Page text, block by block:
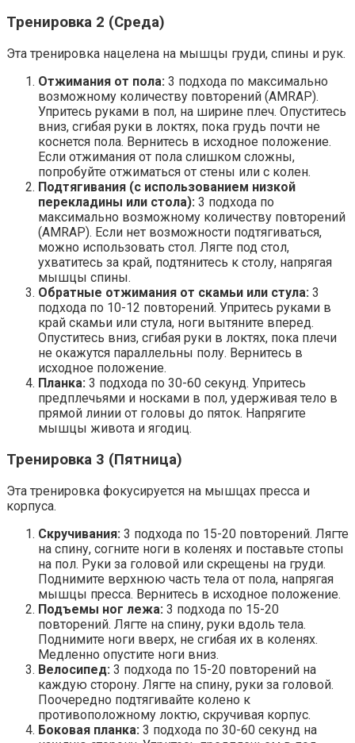
Тренировка 2 (Среда)
Эта тренировка нацелена на мышцы груди, спины и рук.
Отжимания от пола: 3 подхода по максимально
возможному количеству повторений (AMRAP).
Упритесь руками в пол, на ширине плеч. Опуститесь
вниз, сгибая руки в локтях, пока грудь почти не
коснется пола. Вернитесь в исходное положение.
Если отжимания от пола слишком сложны,
попробуйте отжиматься от стены или с колен.
Подтягивания (с использованием низкой
перекладины или стола): 3 подхода по
максимально возможному количеству повторений
(AMRAP). Если нет возможности подтягиваться,
можно использовать стол. Лягте под стол,
ухватитесь за край, подтянитесь к столу, напрягая
мышцы спины.
Обратные отжимания от скамьи или стула: 3
подхода по 10-12 повторений. Упритесь руками в
край скамьи или стула, ноги вытяните вперед.
Опуститесь вниз, сгибая руки в локтях, пока плечи
не окажутся параллельны полу. Вернитесь в
исходное положение.
Планка: 3 подхода по 30-60 секунд. Упритесь
предплечьями и носками в пол, удерживая тело в
прямой линии от головы до пяток. Напрягите
мышцы живота и ягодиц.
Тренировка 3 (Пятница)
Эта тренировка фокусируется на мышцах пресса и
корпуса.
Скручивания: 3 подхода по 15-20 повторений. Лягте
на спину, согните ноги в коленях и поставьте стопы
на пол. Руки за головой или скрещены на груди.
Поднимите верхнюю часть тела от пола, напрягая
мышцы пресса. Вернитесь в исходное положение.
Подъемы ног лежа: 3 подхода по 15-20
повторений. Лягте на спину, руки вдоль тела.
Поднимите ноги вверх, не сгибая их в коленях.
Медленно опустите ноги вниз.
Велосипед: 3 подхода по 15-20 повторений на
каждую сторону. Лягте на спину, руки за головой.
Поочередно подтягивайте колено к
противоположному локтю, скручивая корпус.
Боковая планка: 3 подхода по 30-60 секунд на